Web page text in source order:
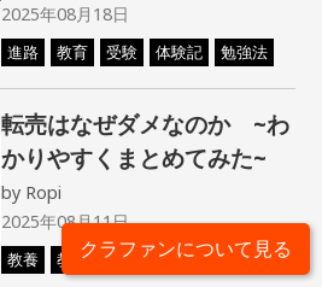
2025年08月18日
進路 教育 受験 体験記 勉強法
転売はなぜダメなのか ~わ
かりやすくまとめてみた~
by Ropi
2025年08月11日
教養 教育 雑学
クラファンについて見る